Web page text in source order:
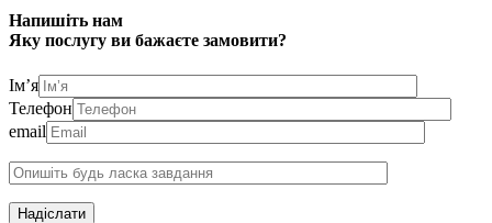
Напишіть нам
Яку послугу ви бажаєте замовити?
Ім’я
Телефон
email
Надіслати